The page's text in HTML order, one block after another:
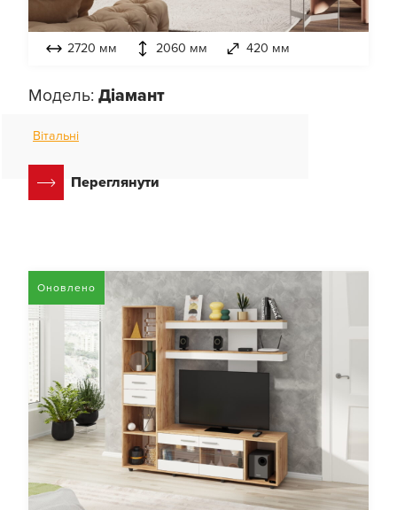
2720 мм 2060 мм 420 мм
Модель: Діамант
Вітальні
Переглянути
Оновлено